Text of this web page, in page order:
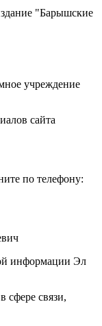
"Барышские
учреждение
сайта
по телефону:
информации Эл
сфере связи,